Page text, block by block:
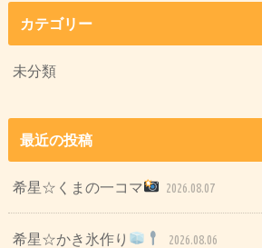
カテゴリー
未分類
最近の投稿
希星☆くまの一コマ 2026.08.07
希星☆かき氷作り 2026.08.06